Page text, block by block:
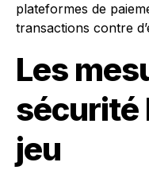
plateformes de
transactions contre
Les
sécurité
jeu